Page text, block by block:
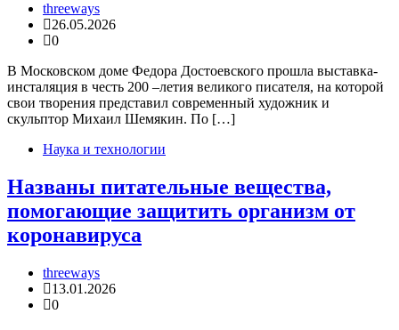
threeways
26.05.2026
0
В Московском доме Федора Достоевского прошла выставка-
инсталяция в честь 200 –летия великого писателя, на которой
свои творения представил современный художник и
скульптор Михаил Шемякин. По […]
Наука и технологии
Названы питательные вещества,
помогающие защитить организм от
коронавируса
threeways
13.01.2026
0